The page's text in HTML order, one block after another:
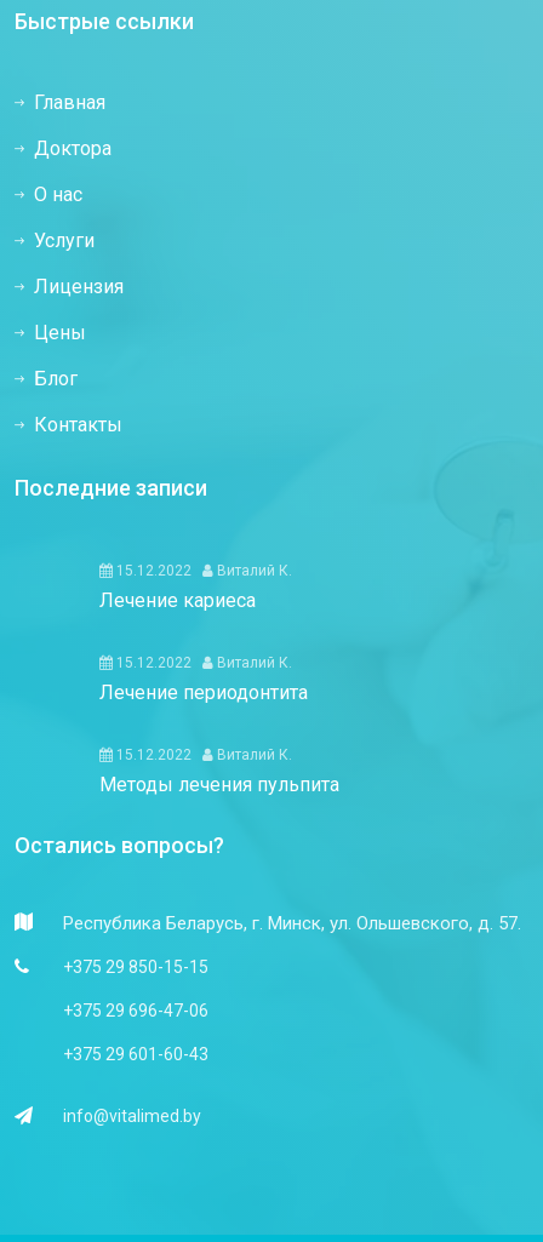
Быстрые ссылки
Главная
Доктора
О нас
Услуги
Лицензия
Цены
Блог
Контакты
Последние записи
15.12.2022 Виталий К.
Лечение кариеса
15.12.2022 Виталий К.
Лечение периодонтита
15.12.2022 Виталий К.
Методы лечения пульпита
Остались вопросы?
Республика Беларусь, г. Минск, ул. Ольшевского, д. 57.
+375 29 850-15-15
+375 29 696-47-06
+375 29 601-60-43
info@vitalimed.by